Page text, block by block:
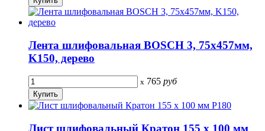
Лента шлифовальная BOSCH 3, 75x457мм,
K150, дерево
x 765 руб
Лист шлифовальный Кратон 155 х 100 мм